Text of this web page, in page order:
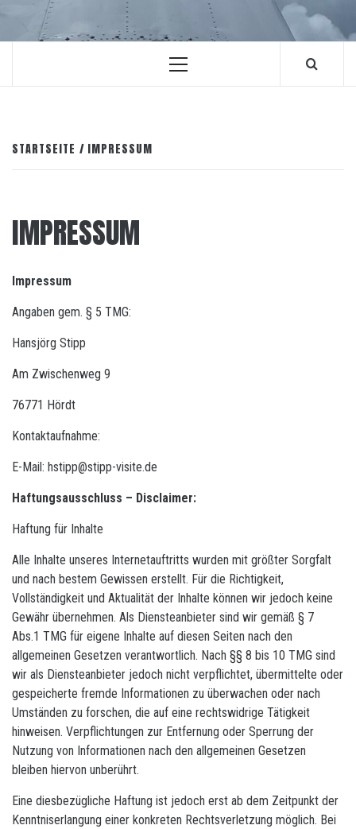
Primäres
STARTSEITE IMPRESSUM
IMPRESSUM
Impressum
Angaben gem. § 5 TMG:
Hansjörg Stipp
Am Zwischenweg 9
76771 Hördt
Kontaktaufnahme:
E-Mail: hstipp@stipp-visite.de
Haftungsausschluss – Disclaimer:
Haftung für Inhalte
Alle Inhalte unseres Internetauftritts wurden mit größter Sorgfalt
und nach bestem Gewissen erstellt. Für die Richtigkeit,
Vollständigkeit und Aktualität der Inhalte können wir jedoch keine
Gewähr übernehmen. Als Diensteanbieter sind wir gemäß § 7
Abs.1 TMG für eigene Inhalte auf diesen Seiten nach den
allgemeinen Gesetzen verantwortlich. Nach §§ 8 bis 10 TMG sind
wir als Diensteanbieter jedoch nicht verpflichtet, übermittelte oder
gespeicherte fremde Informationen zu überwachen oder nach
Umständen zu forschen, die auf eine rechtswidrige Tätigkeit
hinweisen. Verpflichtungen zur Entfernung oder Sperrung der
Nutzung von Informationen nach den allgemeinen Gesetzen
bleiben hiervon unberührt.
Eine diesbezügliche Haftung ist jedoch erst ab dem Zeitpunkt der
Kenntniserlangung einer konkreten Rechtsverletzung möglich. Bei